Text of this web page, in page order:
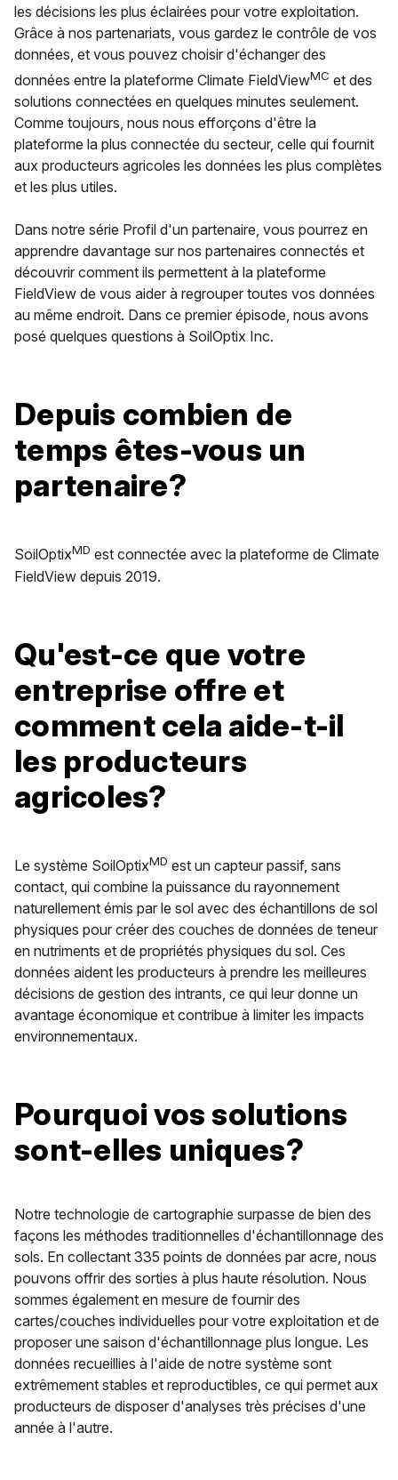
les décisions les plus éclairées pour votre exploitation.
Grâce à nos partenariats, vous gardez le contrôle de vos
données, et vous pouvez choisir d'échanger des
données entre la plateforme Climate FieldViewMC et des
solutions connectées en quelques minutes seulement.
Comme toujours, nous nous efforçons d'être la
plateforme la plus connectée du secteur, celle qui fournit
aux producteurs agricoles les données les plus complètes
et les plus utiles.
Dans notre série Profil d'un partenaire, vous pourrez en
apprendre davantage sur nos partenaires connectés et
découvrir comment ils permettent à la plateforme
FieldView de vous aider à regrouper toutes vos données
au même endroit. Dans ce premier épisode, nous avons
posé quelques questions à SoilOptix Inc.
Depuis combien de
temps êtes-vous un
partenaire?
SoilOptixMD est connectée avec la plateforme de Climate
FieldView depuis 2019.
Qu'est-ce que votre
entreprise offre et
comment cela aide-t-il
les producteurs
agricoles?
Le système SoilOptixMD est un capteur passif, sans
contact, qui combine la puissance du rayonnement
naturellement émis par le sol avec des échantillons de sol
physiques pour créer des couches de données de teneur
en nutriments et de propriétés physiques du sol. Ces
données aident les producteurs à prendre les meilleures
décisions de gestion des intrants, ce qui leur donne un
avantage économique et contribue à limiter les impacts
environnementaux.
Pourquoi vos solutions
sont-elles uniques?
Notre technologie de cartographie surpasse de bien des
façons les méthodes traditionnelles d'échantillonnage des
sols. En collectant 335 points de données par acre, nous
pouvons offrir des sorties à plus haute résolution. Nous
sommes également en mesure de fournir des
cartes/couches individuelles pour votre exploitation et de
proposer une saison d'échantillonnage plus longue. Les
données recueillies à l'aide de notre système sont
extrêmement stables et reproductibles, ce qui permet aux
producteurs de disposer d'analyses très précises d'une
année à l'autre.